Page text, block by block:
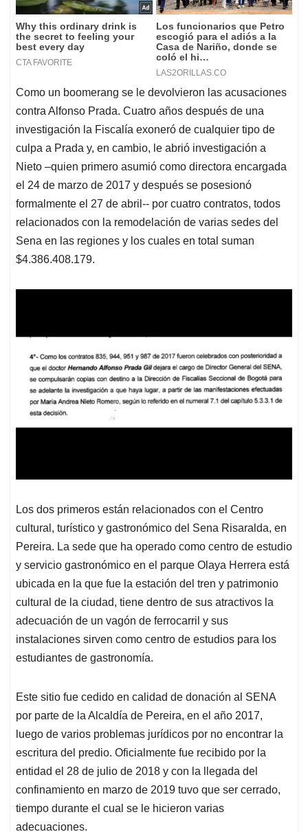
Como un boomerang se le devolvieron las acusaciones
contra Alfonso Prada. Cuatro años después de una
investigación la Fiscalía exoneró de cualquier tipo de
culpa a Prada y, en cambio, le abrió investigación a
Nieto –quien primero asumió como directora encargada
el 24 de marzo de 2017 y después se posesionó
formalmente el 27 de abril-- por cuatro contratos, todos
relacionados con la remodelación de varias sedes del
Sena en las regiones y los cuales en total suman
$4.386.408.179.
Los dos primeros están relacionados con el Centro
cultural, turístico y gastronómico del Sena Risaralda, en
Pereira. La sede que ha operado como centro de estudio
y servicio gastronómico en el parque Olaya Herrera está
ubicada en la que fue la estación del tren y patrimonio
cultural de la ciudad, tiene dentro de sus atractivos la
adecuación de un vagón de ferrocarril y sus
instalaciones sirven como centro de estudios para los
estudiantes de gastronomía.
Este sitio fue cedido en calidad de donación al SENA
por parte de la Alcaldía de Pereira, en el año 2017,
luego de varios problemas jurídicos por no encontrar la
escritura del predio. Oficialmente fue recibido por la
entidad el 28 de julio de 2018 y con la llegada del
confinamiento en marzo de 2019 tuvo que ser cerrado,
tiempo durante el cual se le hicieron varias
adecuaciones.